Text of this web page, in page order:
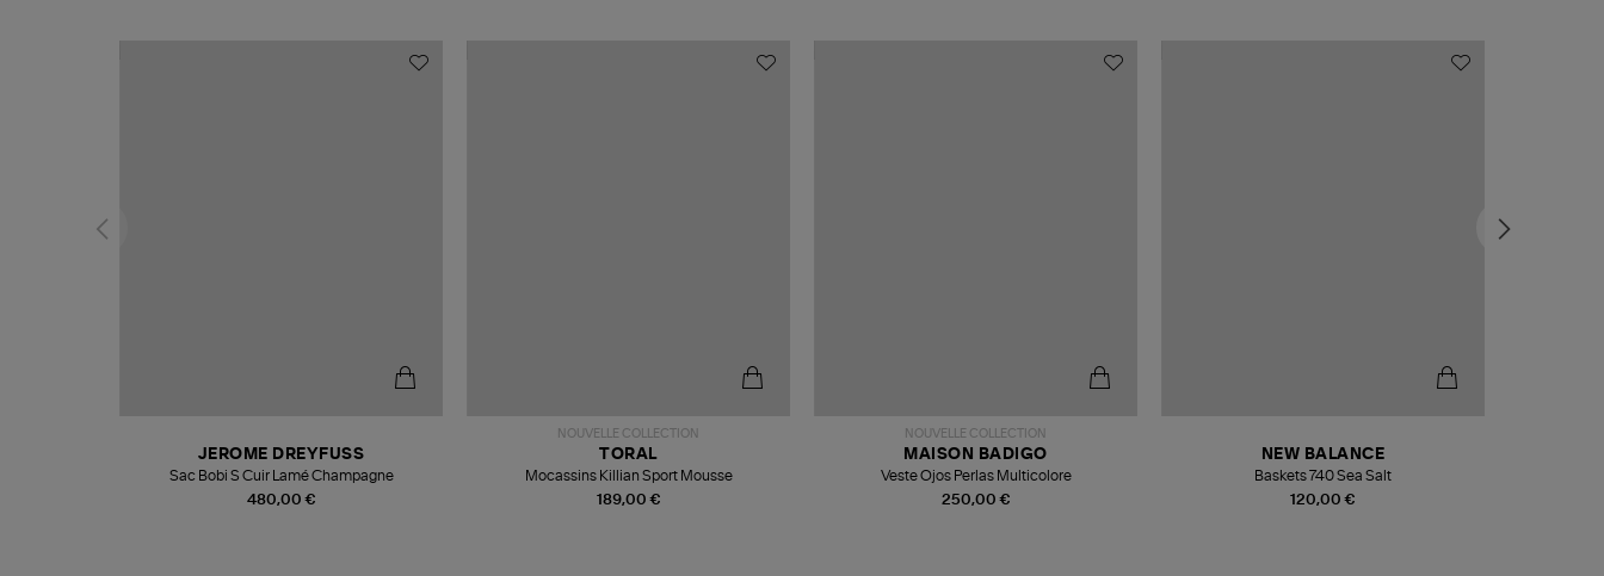
480,00 €
JEROME DREYFUSS
Sac Bobi S Cuir Lamé Champagne
NOUVELLE COLLECTION
189,00 €
TORAL
Mocassins Killian Sport Mousse
NOUVELLE COLLECTION
250,00 €
MAISON BADIGO
Veste Ojos Perlas Multicolore
120,00 €
NEW BALANCE
Baskets 740 Sea Salt